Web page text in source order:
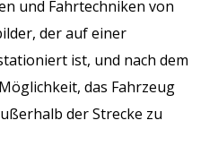
und Fahrtechniken von
der auf einer
ist, und nach dem
das Fahrzeug
der Strecke zu